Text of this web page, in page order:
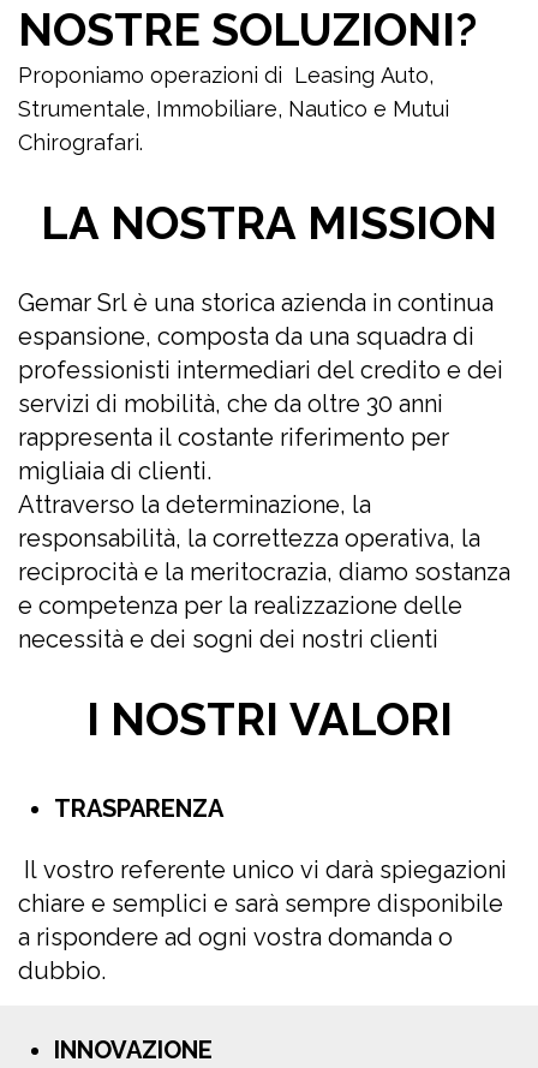
NOSTRE SOLUZIONI?
Proponiamo operazioni di Leasing Auto,
Strumentale, Immobiliare, Nautico e Mutui
Chirografari.
LA NOSTRA MISSION
Gemar Srl è una storica azienda in continua
espansione, composta da una squadra di
professionisti intermediari del credito e dei
servizi di mobilità, che da oltre 30 anni
rappresenta il costante riferimento per
migliaia di clienti.
Attraverso la determinazione, la
responsabilità, la correttezza operativa, la
reciprocità e la meritocrazia, diamo sostanza
e competenza per la realizzazione delle
necessità e dei sogni dei nostri clienti
I NOSTRI VALORI
TRASPARENZA
Il vostro referente unico vi darà spiegazioni
chiare e semplici e sarà sempre disponibile
a rispondere ad ogni vostra domanda o
dubbio.
INNOVAZIONE